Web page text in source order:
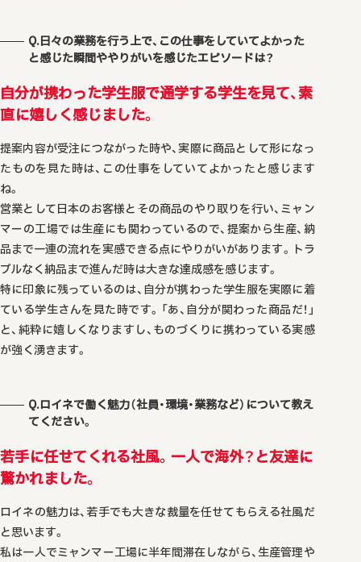
Q.日々の業務を行う上で、この仕事をしていてよかった
と感じた瞬間ややりがいを感じたエピソードは？
自分が携わった学生服で通学する学生を見て、素
直に嬉しく感じました。
提案内容が受注につながった時や、実際に商品として形になっ
たものを見た時は、この仕事をしていてよかったと感じます
ね。
営業として日本のお客様とその商品のやり取りを行い、ミャン
マーの工場では生産にも関わっているので、提案から生産、納
品まで一連の流れを実感できる点にやりがいがあります。トラ
ブルなく納品まで進んだ時は大きな達成感を感じます。
特に印象に残っているのは、自分が携わった学生服を実際に着
ている学生さんを見た時です。「あ、自分が関わった商品だ！」
と、純粋に嬉しくなりますし、ものづくりに携わっている実感
が強く湧きます。
Q.ロイネで働く魅力（社員・環境・業務など）について教え
てください。
若手に任せてくれる社風。一人で海外？と友達に
驚かれました。
ロイネの魅力は、若手でも大きな裁量を任せてもらえる社風だ
と思います。
私は一人でミャンマー工場に半年間滞在しながら、生産管理や